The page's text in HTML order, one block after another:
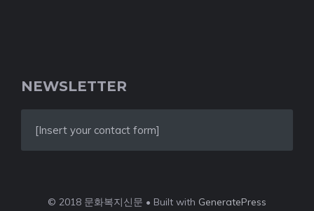
NEWSLETTER
[Insert your contact form]
© 2018 문화복지신문 • Built with GeneratePress